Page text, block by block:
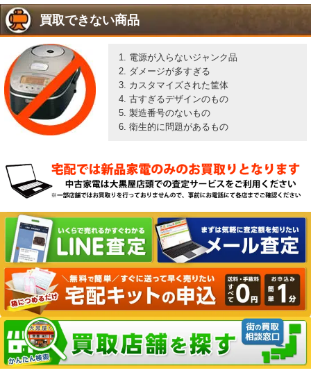
買取できない商品
電源が入らないジャンク品
ダメージが多すぎる
カスタマイズされた筐体
古すぎるデザインのもの
製造番号のないもの
衛生的に問題があるもの